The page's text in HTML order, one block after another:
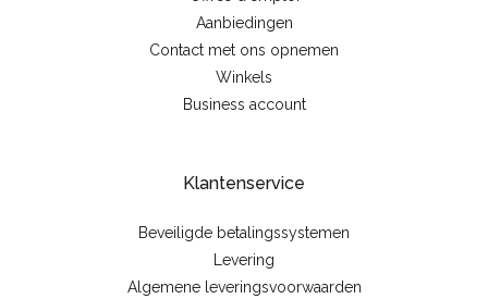
Aanbiedingen
Contact met ons opnemen
Winkels
Business account
Klantenservice
Beveiligde betalingssystemen
Levering
Algemene leveringsvoorwaarden